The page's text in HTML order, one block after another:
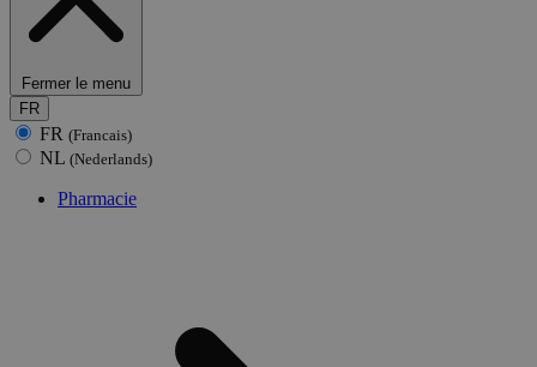
Fermer le menu
FR
FR (Francais)
NL (Nederlands)
Pharmacie